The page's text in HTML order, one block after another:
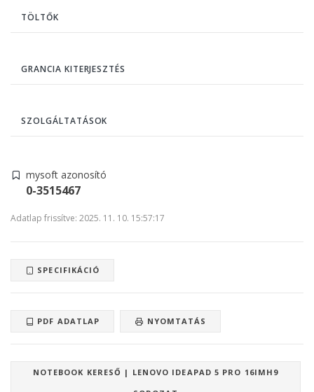
TÖLTŐK
GRANCIA KITERJESZTÉS
SZOLGÁLTATÁSOK
mysoft azonosító
0-3515467
Adatlap frissítve: 2025. 11. 10. 15:57:17
SPECIFIKÁCIÓ
PDF ADATLAP NYOMTATÁS
NOTEBOOK KERESŐ | LENOVO IDEAPAD 5 PRO 16IMH9